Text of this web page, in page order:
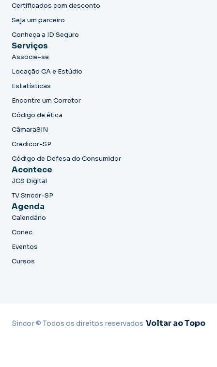
Certificados com desconto
Seja um parceiro
Conheça a ID Seguro
Serviços
Associe-se
Locação CA e Estúdio
Estatísticas
Encontre um Corretor
Código de ética
CâmaraSIN
Credicor-SP
Código de Defesa do Consumidor
Acontece
JCS Digital
TV Sincor-SP
Agenda
Calendário
Conec
Eventos
Cursos
Sincor © Todos os direitos reservados Voltar ao Topo